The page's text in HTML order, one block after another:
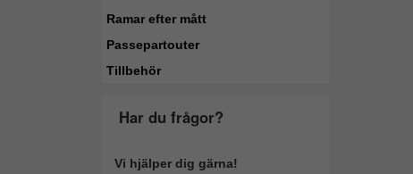
Ramar efter mått
Passepartouter
Tillbehör
Har du frågor?
Vi hjälper dig gärna!